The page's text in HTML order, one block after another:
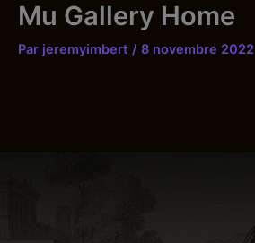
Aller
contenu
Mu Gallery Home
Par jeremyimbert / 8 novembre 2022